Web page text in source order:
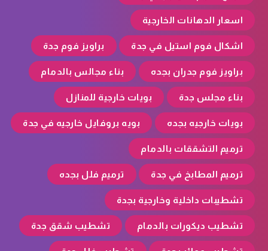
اسعار الدهانات الخارجية
اشكال فوم استيل في جدة براويز فوم جدة
براويز فوم جدران بجده بناء مجالس بالدمام
بناء مجلس جدة بويات خارجية للمنازل
بويات خارجيه بجده بويه بروفايل خارجيه في جدة
ترميم التشققات بالدمام
ترميم المطابخ في جدة ترميم فلل بجده
تشطيبات داخلية وخارجية بجدة
تشطيب ديكورات بالدمام تشطيب شقق جدة